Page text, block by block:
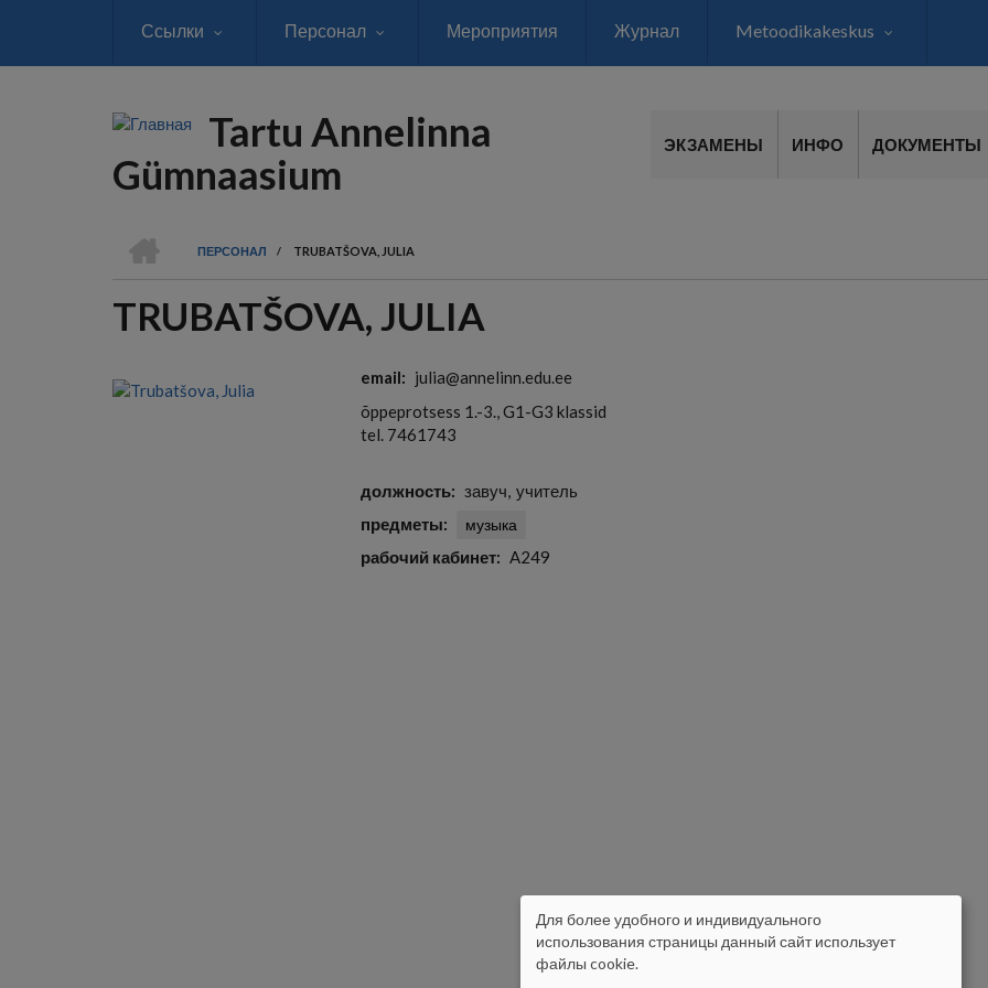
Ссылки Персонал Мероприятия Журнал Metoodikakeskus
Tartu Annelinna
Gümnaasium
ЭКЗАМЕНЫ ИНФО ДОКУМЕНТЫ
СТРОКА
НАВИГАЦИИ
ПЕРСОНАЛ
/ TRUBATŠOVA, JULIA
TRUBATŠOVA, JULIA
email
julia@annelinn.edu.ee
õppeprotsess 1.-3., G1-G3 klassid
tel. 7461743
должность завуч учитель
предметы
музыка
рабочий кабинет A249
ISIKUANDMETE
Для более удобного и индивидуального
использования страницы данный сайт использует
файлы cookie.